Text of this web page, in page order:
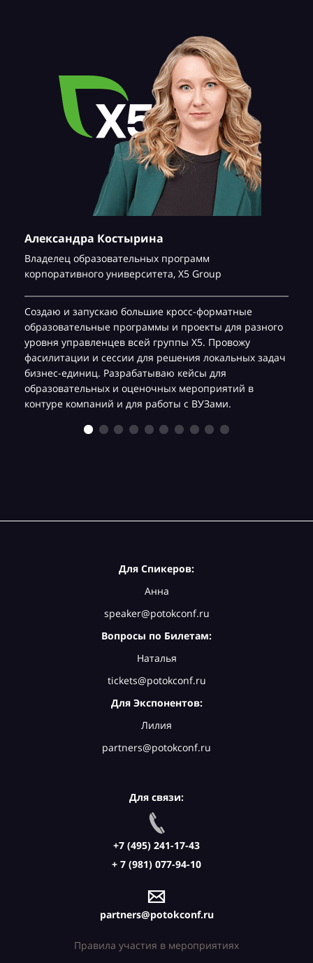
Александра Костырина
Владелец образовательных программ
корпоративного университета, Х5 Group
Создаю и запускаю большие кросс-форматные
образовательные программы и проекты для разного
уровня управленцев всей группы Х5. Провожу
фасилитации и сессии для решения локальных задач
бизнес-единиц. Разрабатываю кейсы для
образовательных и оценочных мероприятий в
контуре компаний и для работы с ВУЗами.
Для Спикеров:
Анна
speaker@potokconf.ru
Вопросы по Билетам:
Наталья
tickets@potokconf.ru
Для Экспонентов:
Лилия
partners@potokconf.ru
Для связи:
+7 (495) 241-17-43
+ 7 (981) 077-94-10
partners@potokconf.ru
Правила участия в мероприятиях